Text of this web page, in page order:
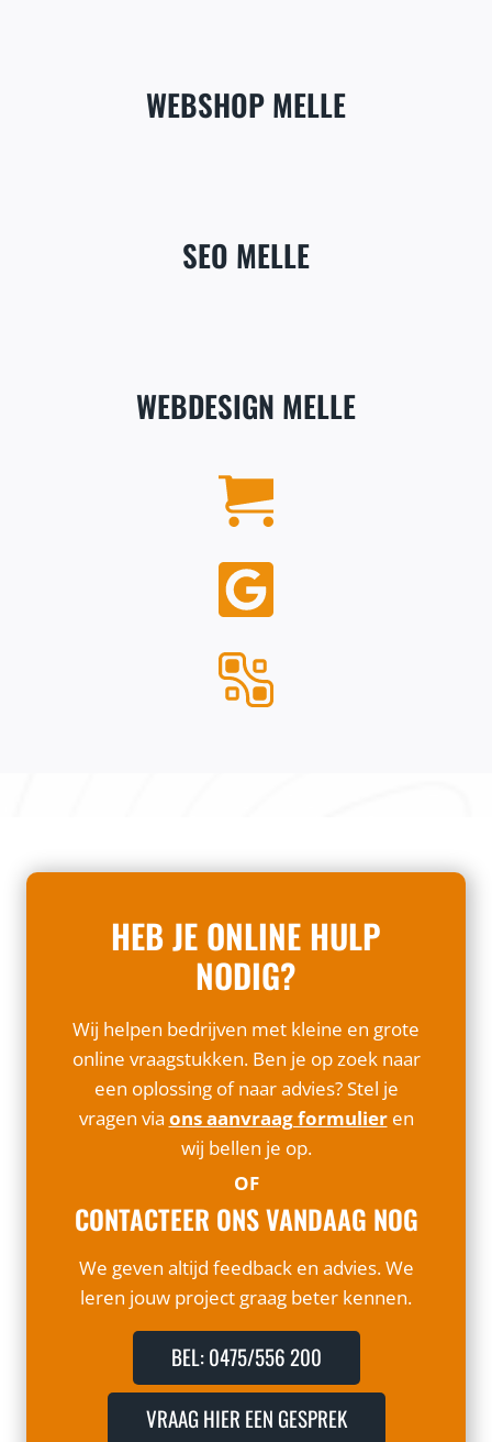
WEBSHOP MELLE
SEO MELLE
WEBDESIGN MELLE
HEB JE ONLINE HULP
NODIG?
Wij helpen bedrijven met kleine en grote
online vraagstukken. Ben je op zoek naar
een oplossing of naar advies? Stel je
vragen via ons aanvraag formulieren
wij bellen je op.
OF
CONTACTEER ONS VANDAAG NOG
We geven altijd feedback en advies. We
leren jouw project graag beter kennen.
BEL: 0475/556 200
VRAAG HIER EEN GESPREK